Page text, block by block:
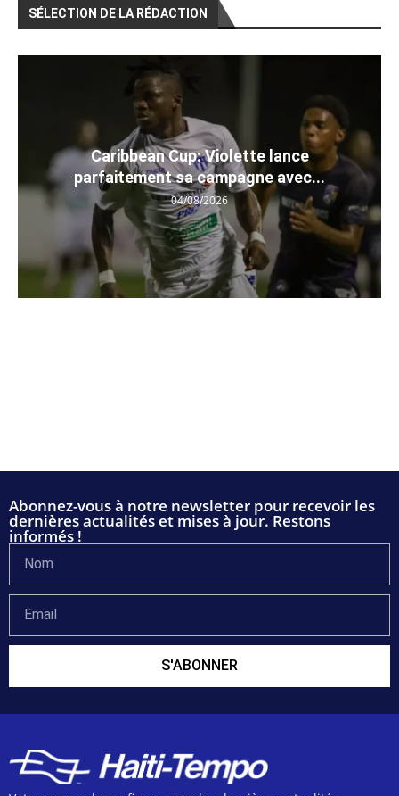
SÉLECTION DE LA RÉDACTION
Caribbean Cup: Violette lance
parfaitement sa campagne avec...
04/08/2026
Abonnez-vous à notre newsletter pour recevoir les
dernières actualités et mises à jour. Restons
informés !
S'ABONNER